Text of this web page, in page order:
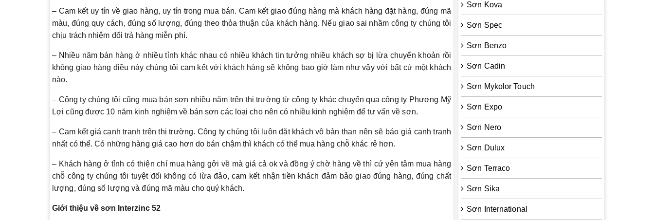
– Cam kết uy tín về giao hàng, uy tín trong mua bán. Cam kết giao đúng hàng mà khách hàng đặt hàng, đúng mã
màu, đúng quy cách, đúng số lượng, đúng theo thỏa thuận của khách hàng. Nếu giao sai nhầm công ty chúng tôi
chịu trách nhiệm đổi trả hàng miễn phí.
– Nhiều năm bán hàng ở nhiều tỉnh khác nhau có nhiều khách tin tưởng nhiều khách sợ bị lừa chuyển khoản rồi
không giao hàng điều này chúng tôi cam kết với khách hàng sẽ không bao giờ làm như vậy với bất cứ một khách
nào.
– Công ty chúng tôi cũng mua bán sơn nhiều năm trên thị trường từ công ty khác chuyển qua công ty Phương Mỹ
Lợi cũng được 10 năm kinh nghiệm về bán sơn các loại cho nên có nhiều kinh nghiệm để tư vấn về sơn.
– Cam kết giá cạnh tranh trên thị trường. Công ty chúng tôi luôn đặt khách vô bản than nên sẽ báo giá cạnh tranh
nhất có thể. Có những hàng giá cao hơn do bán chậm thì khách có thể mua hàng chỗ khác rẻ hơn.
– Khách hàng ở tỉnh có thiện chí mua hàng gởi về mà giá cả ok và đồng ý chờ hàng về thì cứ yên tâm mua hàng
chỗ công ty chúng tôi tuyệt đối không có lừa đảo, cam kết nhận tiền khách đảm bảo giao đúng hàng, đúng chất
lượng, đúng số lượng và đúng mã màu cho quý khách.
Giới thiệu về sơn Interzinc 52
Sơn Kova
Sơn Spec
Sơn Benzo
Sơn Cadin
Sơn Mykolor Touch
Sơn Expo
Sơn Nero
Sơn Dulux
Sơn Terraco
Sơn Sika
Sơn International